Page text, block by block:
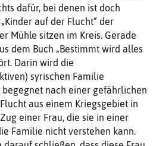
dafür, bei denen ist doch
auf der Flucht“ der
Mühle sitzen im Kreis. Gerade
dem Buch „Bestimmt wird alles
Darin wird die
syrischen Familie
nach einer gefährlichen
aus einem Kriegsgebiet in
einer Frau, die sie in einer
Familie nicht verstehen kann.